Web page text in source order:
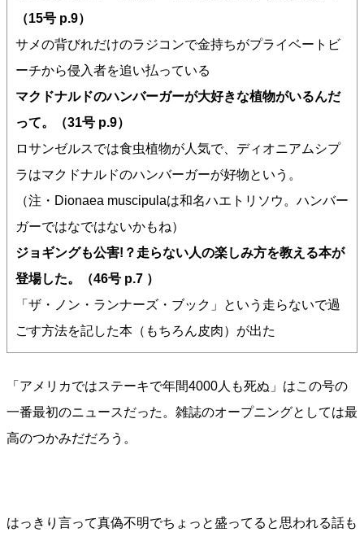
（15号 p.9）
サメの背びれだけのラジコンで金持ちがプライベートビ
ーチから侵入者を追い払っている
マクドナルドのハンバーガーが大好きな植物がいるんだ
って。（31号 p.9）
ロサンゼルスでは食虫植物が人気で、ディオニアムシプ
ラはマクドナルドのハンバーガーが好物という。
（注・Dionaea muscipulaは和名ハエトリソウ。ハンバー
ガーではなではないかもね）
ジョギングも公害!？走らない人の楽しみ方を教える本が
登場した。（46号 p.7 ）
「ザ・ノン・ランナーズ・ブック」という走らないで過
ごす方法を記した本（もちろん皮肉）が出た
「アメリカではステーキで年間4000人も死ぬ」はこの号の
一番最初のニュースだった。雑誌のオープニングとしては最
高のつかみだだろう。
はっきり言って真偽不明でちょっと盛ってると思われる話も